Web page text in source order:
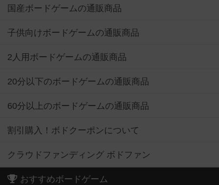
国産ボードゲームの通販商品
子供向けボードゲームの通販商品
2人用ボードゲームの通販商品
20分以下のボードゲームの通販商品
60分以上のボードゲームの通販商品
割引購入！ボドクーポンについて
クラウドファンディング ボドファン
おすすめボードゲーム